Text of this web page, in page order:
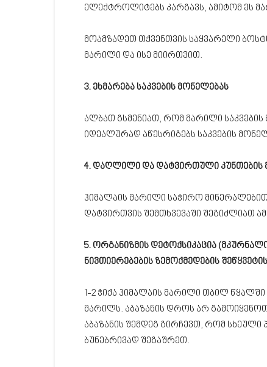
ელექტროლიტებს კარგავს, ამიტომ ეს
მოამზადეთ თქვენთვის საყვარელი
მარილი და ისე მიირთვით.
3. ეხმარება საკვების მონელებას
ალბათ გსმენიათ, რომ მარილი
იდეალურად აწესრიგებს საკვების
4. დაღლილი და დატვირთული კუნთების
ჰიმალაის მარილი საჭირო
დატვირთვის შემთხვევაში შეგიძლიათ
5. ორგანიზმის დეტოქსიკაცია
ნივთიერებების ზემოქმედების
1-2 ჭიქა ჰიმალაის მარილი თბილ
მარილს. აბაზანის დროს არ
აბაზანის შემდეგ გირჩევთ, რომ
ბუნებრივად შეგაშრეთ.